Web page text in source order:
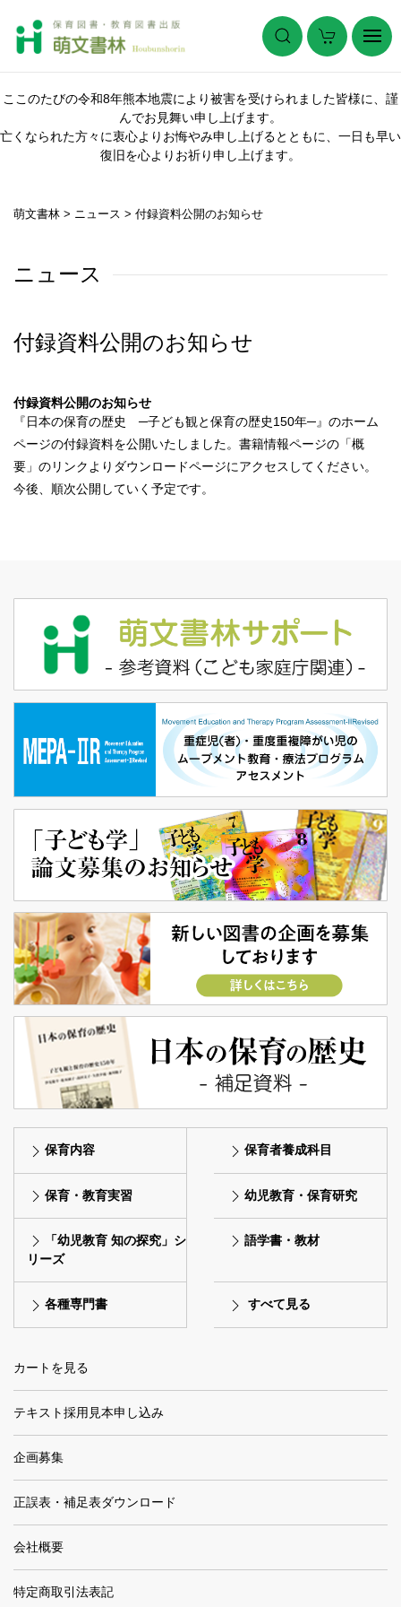
ここのたびの令和8年熊本地震により被害を受けられました皆様に、謹
んでお見舞い申し上げます。
亡くなられた方々に衷心よりお悔やみ申し上げるとともに、一日も早い
復旧を心よりお祈り申し上げます。
萌文書林 > ニュース > 付録資料公開のお知らせ
ニュース
付録資料公開のお知らせ
付録資料公開のお知らせ
『日本の保育の歴史 ─子ども観と保育の歴史150年─』のホーム
ページの付録資料を公開いたしました。書籍情報ページの「概
要」のリンクよりダウンロードページにアクセスしてください。
今後、順次公開していく予定です。
保育内容 保育者養成科目
保育・教育実習 幼児教育・保育研究
「幼児教育 知の探究」シ
リーズ
語学書・教材
各種専門書 すべて見る
カートを見る
テキスト採用見本申し込み
企画募集
正誤表・補足表ダウンロード
会社概要
特定商取引法表記